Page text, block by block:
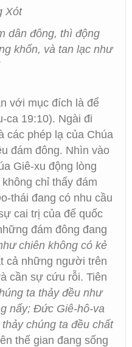
Xót
dân đông, thì động
khốn, và tan lạc như
với mục đích là để
ca 19:10). Ngài đi
các phép lạ của Chúa
đám đông. Nhìn vào
Giê-xu động lòng
chỉ thấy đám
thái đang có nhu cầu
cai trị của đế quốc
đám đông đang
chiên không có kẻ
cả những người trên
cần sự cứu rỗi. Tiên
ta thảy đều như
nấy; Đức Giê-hô-va
chúng ta đều chất
thế gian đang sống